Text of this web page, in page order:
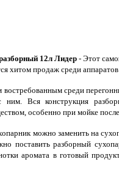
12л Лидер - Этот
хитом продаж среди аппаратов
востребованным среди
ним. Вся конструкция
особенно при мойке после
можно заменить на
поставить разборный
аромата в готовый